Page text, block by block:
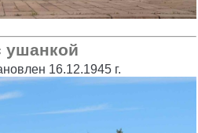
ушанкой
16.12.1945 г.